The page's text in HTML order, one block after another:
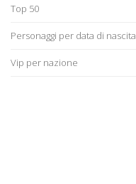
Top 50
Personaggi per data di nascita
Vip per nazione